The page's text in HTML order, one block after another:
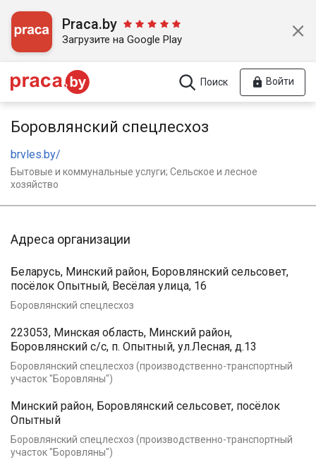
Praca.by
Загрузите на Google Play
Поиск Войти
Боровлянский спецлесхоз
brvles.by/
Бытовые и коммунальные услуги; Сельское и лесное
хозяйство
Адреса организации
Беларусь, Минский район, Боровлянский сельсовет,
посёлок Опытный, Весёлая улица, 16
Боровлянский спецлесхоз
223053, Минская область, Минский район,
Боровлянский с/с, п. Опытный, ул.Лесная, д.13
Боровлянский спецлесхоз (производственно-транспортный
участок "Боровляны")
Минский район, Боровлянский сельсовет, посёлок
Опытный
Боровлянский спецлесхоз (производственно-транспортный
участок "Боровляны")